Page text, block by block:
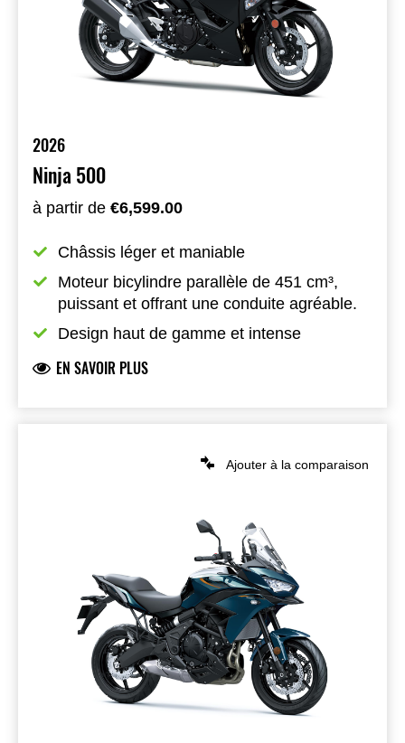
2026
Ninja 500
à partir de €6,599.00
Châssis léger et maniable
Moteur bicylindre parallèle de 451 cm³,
puissant et offrant une conduite agréable.
Design haut de gamme et intense
EN SAVOIR PLUS
Ajouter à la comparaison